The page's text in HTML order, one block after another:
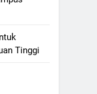
Tinggi